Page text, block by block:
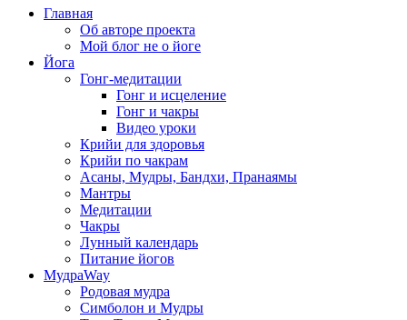
Главная
Об авторе проекта
Мой блог не о йоге
Йога
Гонг-медитации
Гонг и исцеление
Гонг и чакры
Видео уроки
Крийи для здоровья
Крийи по чакрам
Асаны, Мудры, Бандхи, Пранаямы
Мантры
Медитации
Чакры
Лунный календарь
Питание йогов
МудраWay
Родовая мудра
Симболон и Мудры